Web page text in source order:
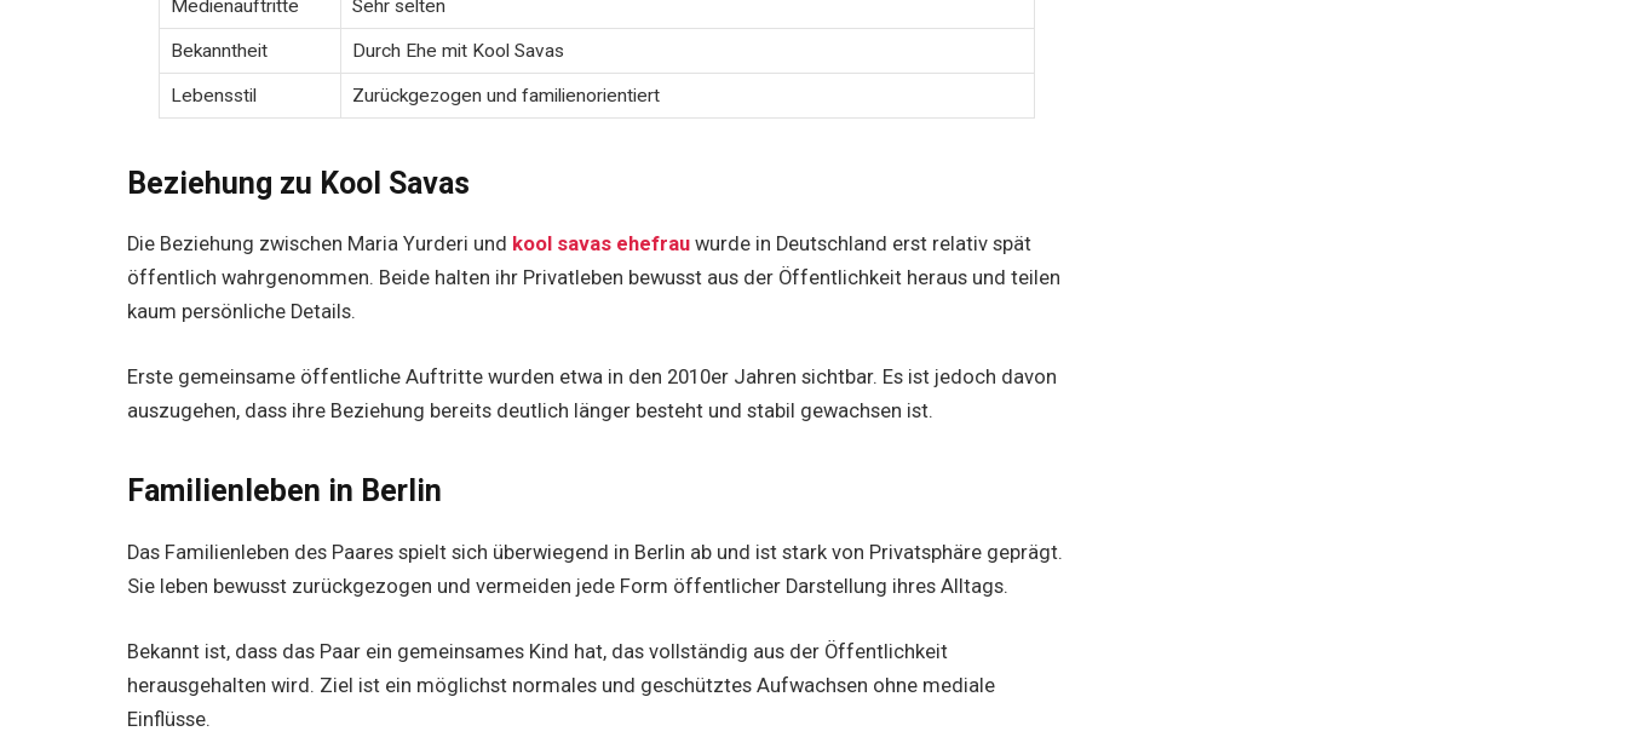
Medienauftritte Sehr selten
Bekanntheit Durch Ehe mit Kool Savas
Lebensstil Zurückgezogen und familienorientiert
Beziehung zu Kool Savas
Die Beziehung zwischen Maria Yurderi und kool savas ehefrau wurde in Deutschland erst relativ spät
öffentlich wahrgenommen. Beide halten ihr Privatleben bewusst aus der Öffentlichkeit heraus und teilen
kaum persönliche Details.
Erste gemeinsame öffentliche Auftritte wurden etwa in den 2010er Jahren sichtbar. Es ist jedoch davon
auszugehen, dass ihre Beziehung bereits deutlich länger besteht und stabil gewachsen ist.
Familienleben in Berlin
Das Familienleben des Paares spielt sich überwiegend in Berlin ab und ist stark von Privatsphäre geprägt.
Sie leben bewusst zurückgezogen und vermeiden jede Form öffentlicher Darstellung ihres Alltags.
Bekannt ist, dass das Paar ein gemeinsames Kind hat, das vollständig aus der Öffentlichkeit
herausgehalten wird. Ziel ist ein möglichst normales und geschütztes Aufwachsen ohne mediale
Einflüsse.